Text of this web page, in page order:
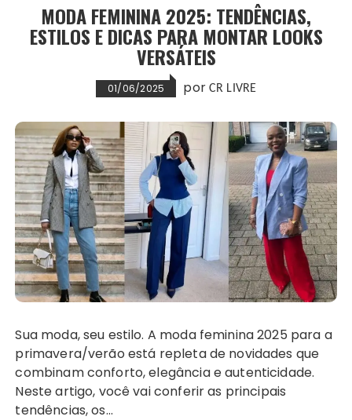
MODA FEMININA 2025: TENDÊNCIAS,
ESTILOS E DICAS PARA MONTAR LOOKS
VERSÁTEIS
01/06/2025 porCR LIVRE
Sua moda, seu estilo. A moda feminina 2025 para a
primavera/verão está repleta de novidades que
combinam conforto, elegância e autenticidade.
Neste artigo, você vai conferir as principais
tendências, os…